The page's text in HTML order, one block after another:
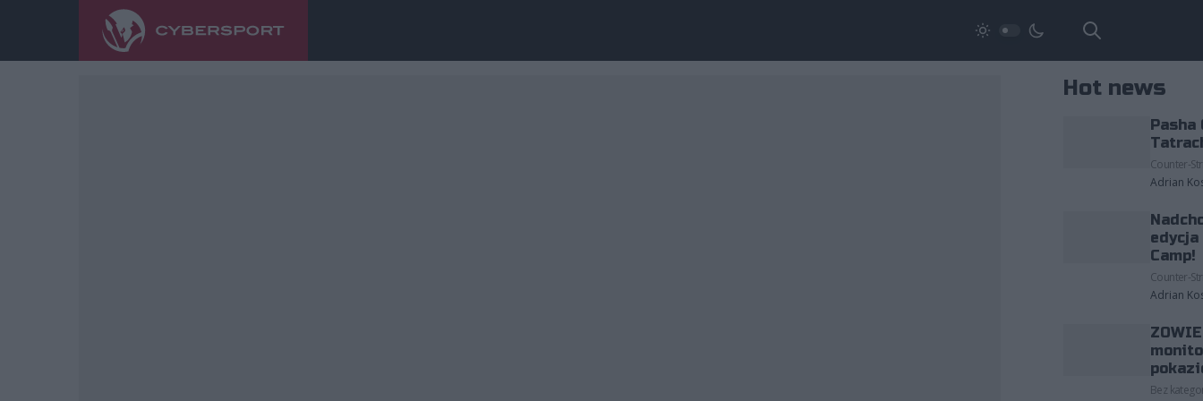
Hot news
Pasha
Counter-
Adrian
edycja
Camp!
Counter-
Adrian
Bez